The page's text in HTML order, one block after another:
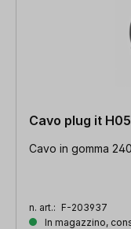
Cavo plug it
Cavo in gomma
n. art.: F-203937
In magazzino,